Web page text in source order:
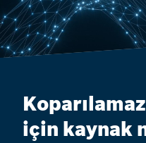
için kaynak